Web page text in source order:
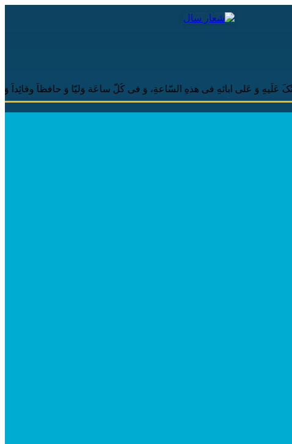
ابائهِ فی هذهِ السّاعةِ، وَ فی کُلّ ساعَة وَلیّا وَ حافظاً وقائِداً وَ ناصِراً وَ